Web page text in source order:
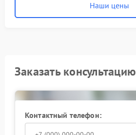
Наши цены
Заказать консультацию
Контактный телефон: